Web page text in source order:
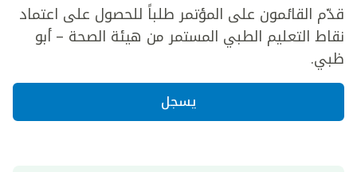
قدّم القائمون على المؤتمر طلباً للحصول على اعتماد
نقاط التعليم الطبي المستمر من هيئة الصحة – أبو
ظبي.
يسجل